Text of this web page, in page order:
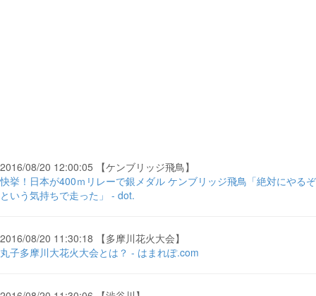
2016/08/20 12:00:05 【ケンブリッジ飛鳥】
快挙！日本が400ｍリレーで銀メダル ケンブリッジ飛鳥「絶対にやるぞ
という気持ちで走った」 - dot.
2016/08/20 11:30:18 【多摩川花火大会】
丸子多摩川大花火大会とは？ - はまれぽ.com